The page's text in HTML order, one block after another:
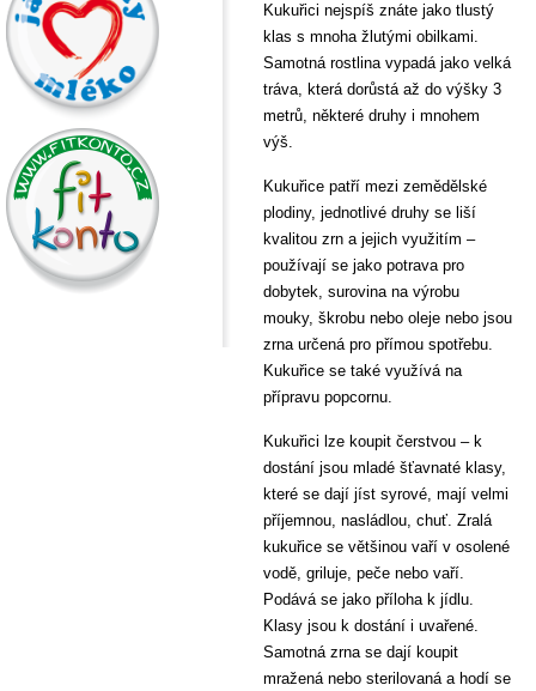
Kukuřici nejspíš znáte jako tlustý
klas s mnoha žlutými obilkami.
Samotná rostlina vypadá jako velká
tráva, která dorůstá až do výšky 3
metrů, některé druhy i mnohem
výš.
Kukuřice patří mezi zemědělské
plodiny, jednotlivé druhy se liší
kvalitou zrn a jejich využitím –
používají se jako potrava pro
dobytek, surovina na výrobu
mouky, škrobu nebo oleje nebo jsou
zrna určená pro přímou spotřebu.
Kukuřice se také využívá na
přípravu popcornu.
Kukuřici lze koupit čerstvou – k
dostání jsou mladé šťavnaté klasy,
které se dají jíst syrové, mají velmi
příjemnou, nasládlou, chuť. Zralá
kukuřice se většinou vaří v osolené
vodě, griluje, peče nebo vaří.
Podává se jako příloha k jídlu.
Klasy jsou k dostání i uvařené.
Samotná zrna se dají koupit
mražená nebo sterilovaná a hodí se